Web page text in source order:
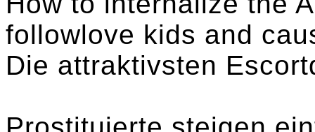
followlove kids and
Die attraktivsten